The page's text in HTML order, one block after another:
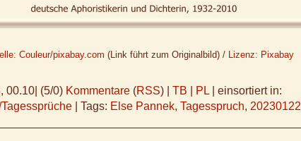
Couleur/pixabay.com (Link führt zum Originalbild) / Lizenz: Pixabay
00.10 (5/0) Kommentare (RSS) | TB PL
einsortiert in:
Tags: Else Pannek, Tagesspruch, 20230122